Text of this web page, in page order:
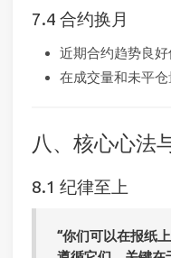
7.4 合约换月
近期合约趋势良
在成交量和未平仓
八、核心心法
8.1 纪律至上
“你们可以在报纸